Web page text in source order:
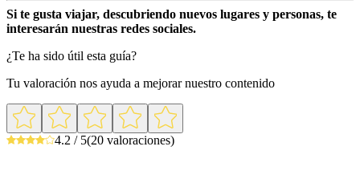
Si te gusta viajar, descubriendo nuevos lugares y personas, te
interesarán nuestras redes sociales.
¿Te ha sido útil esta guía?
Tu valoración nos ayuda a mejorar nuestro contenido
4.2 / 5(20 valoraciones)